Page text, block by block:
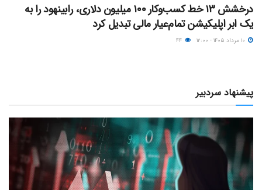
درخشش ۱۳ خط کسب‌وکار ۱۰۰ میلیون دلاری، رابینهود را به
یک ابر اپلیکیشن تمام‌عیار مالی تبدیل کرد
پیشنهاد سردبیر